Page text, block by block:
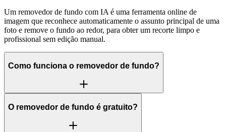
Um removedor de fundo com IA é uma ferramenta online de
imagem que reconhece automaticamente o assunto principal de uma
foto e remove o fundo ao redor, para obter um recorte limpo e
profissional sem edição manual.
Como funciona o removedor de fundo?
O removedor de fundo é gratuito?